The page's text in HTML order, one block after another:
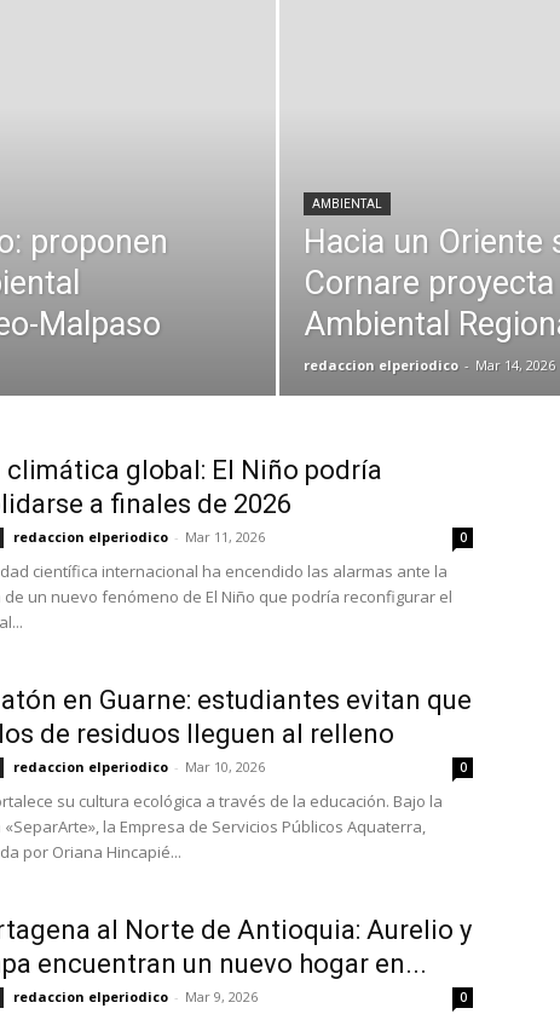
proponen
Malpaso
AMBIENTAL
Hacia un Oriente
Cornare
Ambiental
redaccion elperiodico - Mar 14, 2026
global: El Niño podría
a finales de 2026
redaccion elperiodico - Mar 11, 2026 0
científica internacional ha encendido las alarmas ante la
un nuevo fenómeno de El Niño que podría reconfigurar el
en Guarne: estudiantes evitan que
de residuos lleguen al relleno
redaccion elperiodico - Mar 10, 2026 0
su cultura ecológica a través de la educación. Bajo la
la Empresa de Servicios Públicos Aquaterra,
por Oriana Hincapié...
al Norte de Antioquia: Aurelio y
encuentran un nuevo hogar en...
redaccion elperiodico - Mar 9, 2026 0